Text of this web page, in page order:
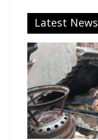
Latest News